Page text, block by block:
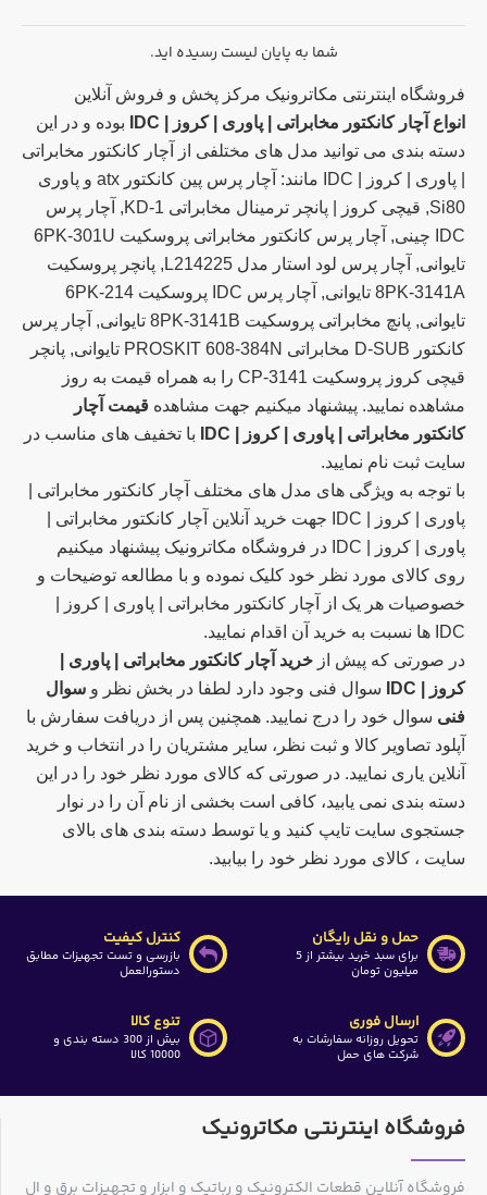
فروشگاه اینترنتی مکاترونیک مرکز پخش و فروش آنلاین
انواع آچار کانکتور مخابراتی | پاوری | کروز | IDC
بوده و در این
دسته بندی می توانید مدل های مختلفی از آچار کانکتور مخابراتی
| پاوری | کروز | IDC مانند: آچار پرس پین کانکتور atx و پاوری
Si80, قیچی کروز | پانچر ترمینال مخابراتی KD-1, آچار پرس
IDC چینی, آچار پرس کانکتور مخابراتی پروسکیت 6PK-301U
تایوانی, آچار پرس لود استار مدل L214225, پانچر پروسکیت
8PK-3141A تایوانی, آچار پرس IDC پروسکیت 6PK-214
تایوانی, پانچ مخابراتی پروسکیت 8PK-3141B تایوانی, آچار پرس
کانکتور D-SUB مخابراتی PROSKIT 608-384N تایوانی, پانچر
قیچی کروز پروسکیت CP-3141 را به همراه قیمت به روز
مشاهده نمایید. پیشنهاد میکنیم جهت مشاهده قیمت آچار
کانکتور مخابراتی | پاوری | کروز | IDC
با تخفیف های مناسب در
سایت ثبت نام نمایید.
با توجه به ویژگی های مدل های مختلف آچار کانکتور مخابراتی |
پاوری | کروز | IDC جهت خرید آنلاین آچار کانکتور مخابراتی |
پاوری | کروز | IDC در فروشگاه مکاترونیک پیشنهاد میکنیم
روی کالای مورد نظر خود کلیک نموده و با مطالعه توضیحات و
خصوصیات هر یک از آچار کانکتور مخابراتی | پاوری | کروز |
IDC ها نسبت به خرید آن اقدام نمایید.
در صورتی که پیش از خرید آچار کانکتور مخابراتی | پاوری |
کروز | IDC
سوال فنی وجود دارد لطفا در بخش نظر و سوال
فنی سوال خود را درج نمایید. همچنین پس از دریافت سفارش با
آپلود تصاویر کالا و ثبت نظر، سایر مشتریان را در انتخاب و خرید
آنلاین یاری نمایید. در صورتی که کالای مورد نظر خود را در این
دسته بندی نمی یابید، کافی است بخشی از نام آن را در نوار
جستجوی سایت تایپ کنید و یا توسط دسته بندی های بالای
سایت ، کالای مورد نظر خود را بیابید.
شما به پایان لیست رسیده اید.
حمل و نقل رایگان
برای سبد خرید بیشتر از 5
میلیون تومان
کنترل کیفیت
بازرسی و تست تجهیزات مطابق
دستورالعمل
ارسال فوری
تحویل روزانه سفارشات به
شرکت های حمل
تنوع کالا
بیش از 300 دسته بندی و
10000 کالا
فروشگاه اینترنتی مکاترونیک
فروشگاه آنلاین قطعات الکترونیک و رباتیک و ابزار و تجهیزات برق و ال